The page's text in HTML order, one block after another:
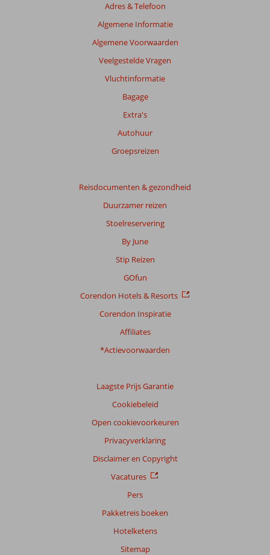
Adres & Telefoon
Algemene Informatie
Algemene Voorwaarden
Veelgestelde Vragen
Vluchtinformatie
Bagage
Extra's
Autohuur
Groepsreizen
Reisdocumenten & gezondheid
Duurzamer reizen
Stoelreservering
By June
Stip Reizen
GOfun
Corendon Hotels & Resorts
Corendon Inspiratie
Affiliates
*Actievoorwaarden
Laagste Prijs Garantie
Cookiebeleid
Open cookievoorkeuren
Privacyverklaring
Disclaimer en Copyright
Vacatures
Pers
Pakketreis boeken
Hotelketens
Sitemap